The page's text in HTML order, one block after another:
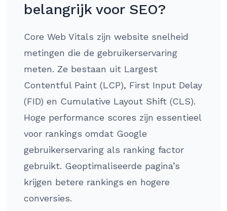
belangrijk voor SEO?
Core Web Vitals zijn website snelheid
metingen die de gebruikerservaring
meten. Ze bestaan uit Largest
Contentful Paint (LCP), First Input Delay
(FID) en Cumulative Layout Shift (CLS).
Hoge performance scores zijn essentieel
voor rankings omdat Google
gebruikerservaring als ranking factor
gebruikt. Geoptimaliseerde pagina’s
krijgen betere rankings en hogere
conversies.